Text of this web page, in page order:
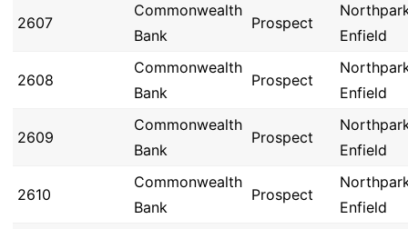
2607
Commonwealth
Bank
Prospect
Enfield
2608
Commonwealth
Bank
Prospect
Enfield
2609
Commonwealth
Bank
Prospect
Enfield
2610
Commonwealth
Bank
Prospect
Enfield